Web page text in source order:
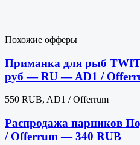
Похожие офферы
Приманка для рыб
руб — RU — AD1 /
550 RUB, AD1 / Offerrum
Распродажа парников
/ Offerrum — 340 RUB